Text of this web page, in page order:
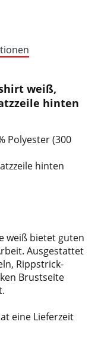
weiß,
hinten
Polyester (300
hinten
weiß bietet guten
Ausgestattet
Rippstrick-
Brustseite
eine Lieferzeit